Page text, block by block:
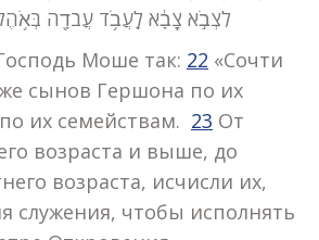
לִצְבֹ֣א צָבָ֔א לַֽעֲבֹ֥ד עֲבֹדָ֖ה
Моше так: 22 «Сочти
сынов Гершона по их
их семействам. 23 От
возраста и выше, до
возраста, исчисли их,
служения, чтобы исполнять